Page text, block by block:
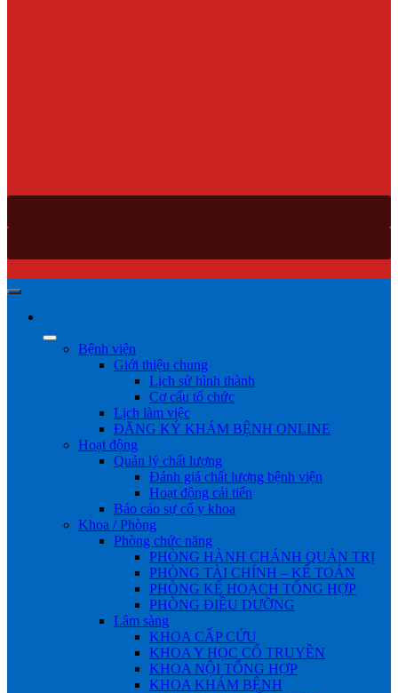
Bệnh viện
Giới thiệu chung
Lịch sử hình thành
Cơ cấu tổ chức
Lịch làm việc
ĐĂNG KÝ KHÁM BỆNH ONLINE
Hoạt động
Quản lý chất lượng
Đánh giá chất lượng bệnh viện
Hoạt động cải tiến
Báo cáo sự cố y khoa
Khoa / Phòng
Phòng chức năng
PHÒNG HÀNH CHÁNH QUẢN TRỊ
PHÒNG TÀI CHÍNH – KẾ TOÁN
PHÒNG KẾ HOẠCH TỔNG HỢP
PHÒNG ĐIỀU DƯỠNG
Lâm sàng
KHOA CẤP CỨU
KHOA Y HỌC CỔ TRUYỀN
KHOA NỘI TỔNG HỢP
KHOA KHÁM BỆNH